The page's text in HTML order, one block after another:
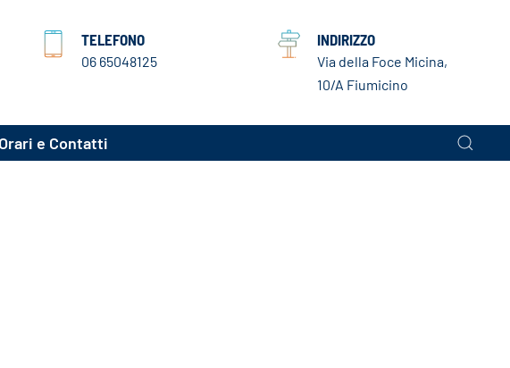
TELEFONO
06 65048125
INDIRIZZO
Via della Foce Micina,
10/A Fiumicino
Orari e Contatti